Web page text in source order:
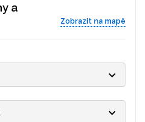
a
Zobrazit na mapě